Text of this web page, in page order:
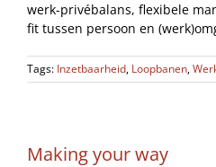
werk-privébalans, flexibele
fit tussen persoon en
Tags: Inzetbaarheid, Loopbanen,
Making your way